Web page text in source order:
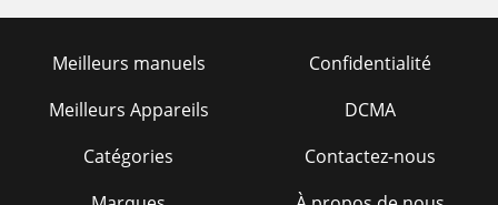
Meilleurs manuels
Meilleurs Appareils
Catégories
Confidentialité
DCMA
Contactez-nous